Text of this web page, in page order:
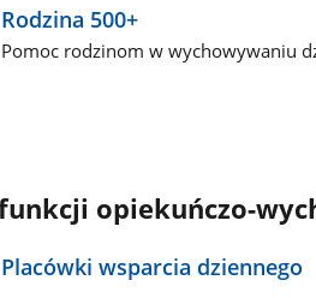
Rodzina 500+
Pomoc rodzinom w wychowywaniu
opiekuńczo-
Placówki wsparcia dziennego